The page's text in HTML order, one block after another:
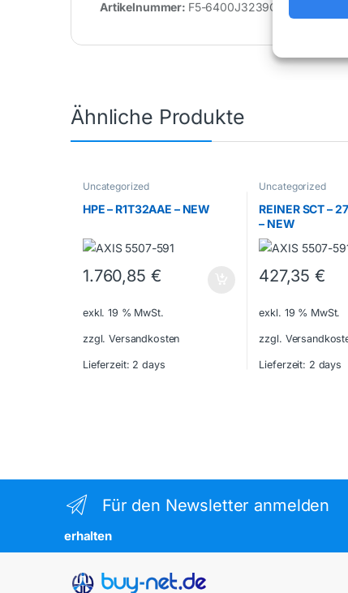
Artikelnummer: F5-6400J3239G16GX2-FX5
Ähnliche Produkte
Uncategorized
HPE – R1T32AAE – NEW
1.760,85 €
exkl. 19 % MwSt.
zzgl. Versandkosten
Lieferzeit: 2 days
Uncategorized
REINER SCT –
– NEW
427,35 €
exkl. 19 % MwSt.
zzgl.
Lieferzeit: 2 days
Für den Newsletter anmelden
erhalten